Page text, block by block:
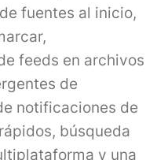
fuentes al inicio,
feeds en archivos
de
notificaciones de
búsqueda
y una